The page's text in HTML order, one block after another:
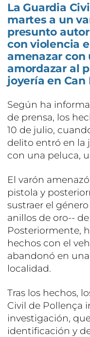
La Guardia
martes a un
presunto
con violencia
amenazar con
amordazar al
joyería en Can
Según ha
de prensa, los
10 de julio,
delito entró en la
con una peluca,
El varón
pistola y
sustraer el
anillos de oro--
Posteriormente,
hechos con el
abandonó en
localidad.
Tras los hechos,
Civil de Pollença
investigación,
identificación y